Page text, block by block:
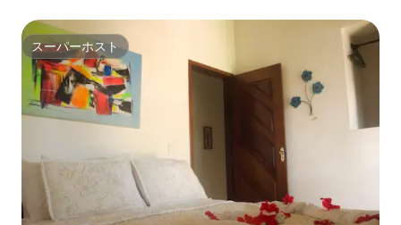
スーパーホスト
スーパーホスト